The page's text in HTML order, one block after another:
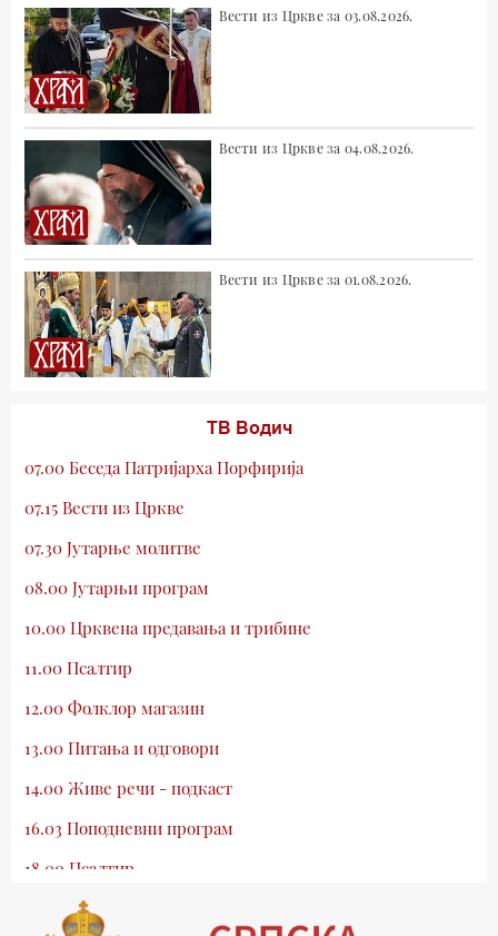
Вести из Цркве за 03.08.2026.
Вести из Цркве за 04.08.2026.
Вести из Цркве за 01.08.2026.
ТВ Водич
07.00 Беседа Патријарха Порфирија
07.15 Вести из Цркве
07.30 Јутарње молитве
08.00 Јутарњи програм
10.00 Црквена предавања и трибине
11.00 Псалтир
12.00 Фолклор магазин
13.00 Питања и одговори
14.00 Живе речи - подкаст
16.03 Поподневни програм
18.00 Псалтир
19.03 Млади у Цркви